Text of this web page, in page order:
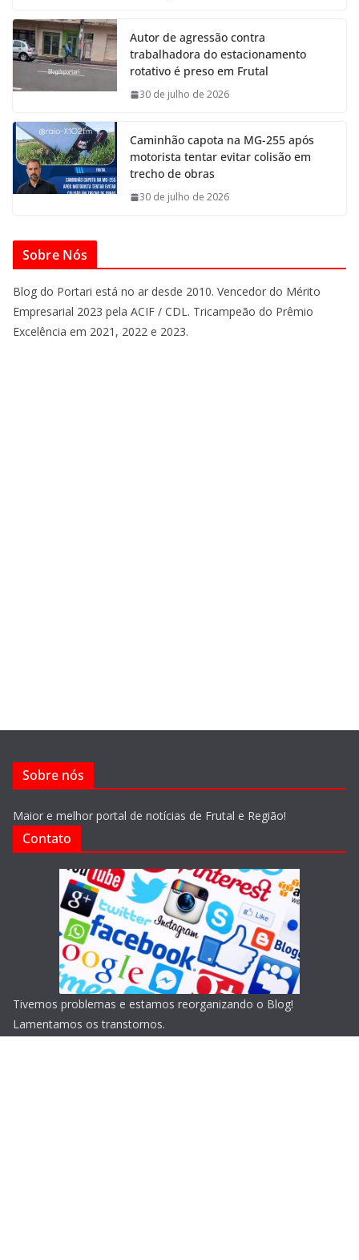
Autor de agressão contra
trabalhadora do estacionamento
rotativo é preso em Frutal
30 de julho de 2026
Caminhão capota na MG-255 após
motorista tentar evitar colisão em
trecho de obras
30 de julho de 2026
Sobre Nós
Blog do Portari está no ar desde 2010. Vencedor do Mérito
Empresarial 2023 pela ACIF / CDL. Tricampeão do Prêmio
Excelência em 2021, 2022 e 2023.
Sobre nós
Maior e melhor portal de notícias de Frutal e Região!
Contato
Tivemos problemas e estamos reorganizando o Blog!
Lamentamos os transtornos.